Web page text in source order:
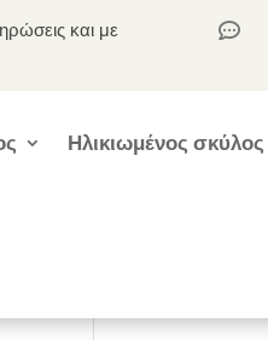
και με

Ηλικιωμένος σκύλος